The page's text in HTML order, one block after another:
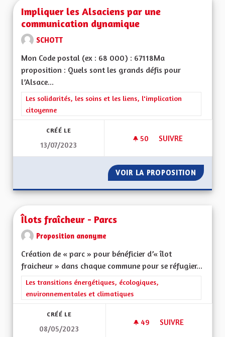
Impliquer les Alsaciens par une
communication dynamique
SCHOTT
Mon Code postal (ex : 68 000) : 67118Ma
proposition : Quels sont les grands défis pour
l’Alsace...
Filtrer les résultats de la catégorie : Les solidarités, les soins
Les solidarités, les soins et les liens, l'implication
citoyenne
CRÉÉ LE
13/07/2023
50 50 ABONNÉS
SUIVRE
VOIR LA PROPOSITION
Îlots fraîcheur - Parcs
Proposition anonyme
Création de « parc » pour bénéficier d’« îlot
fraicheur » dans chaque commune pour se réfugier...
Filtrer les résultats de la catégorie : Les transitions
Les transitions énergétiques, écologiques,
environnementales et climatiques
CRÉÉ LE
08/05/2023
49 49 ABONNÉS
SUIVRE